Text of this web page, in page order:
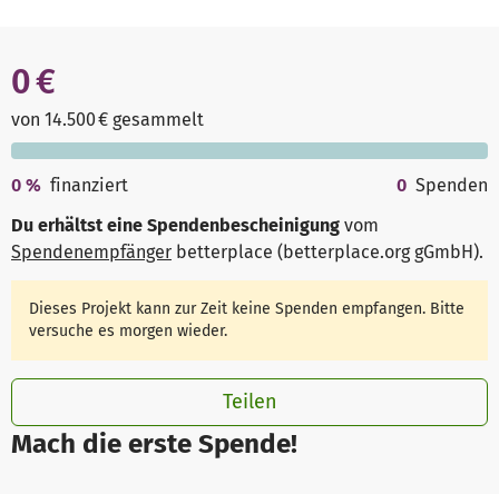
Mach die erste Spende!
0 €
von 14.500 € gesammelt
0 % finanziert 0 Spenden
Du erhältst eine Spendenbescheinigung vom
Spendenempfänger betterplace (betterplace.org gGmbH).
Dieses Projekt kann zur Zeit keine Spenden empfangen. Bitte
versuche es morgen wieder.
Teilen